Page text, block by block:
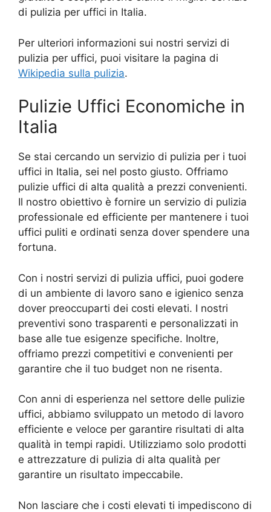
di pulizia per uffici in Italia.
Per ulteriori informazioni sui nostri servizi di
pulizia per uffici, puoi visitare la pagina di
Wikipedia sulla pulizia.
Pulizie Uffici Economiche in
Italia
Se stai cercando un servizio di pulizia per i tuoi
uffici in Italia, sei nel posto giusto. Offriamo
pulizie uffici di alta qualità a prezzi convenienti.
Il nostro obiettivo è fornire un servizio di pulizia
professionale ed efficiente per mantenere i tuoi
uffici puliti e ordinati senza dover spendere una
fortuna.
Con i nostri servizi di pulizia uffici, puoi godere
di un ambiente di lavoro sano e igienico senza
dover preoccuparti dei costi elevati. I nostri
preventivi sono trasparenti e personalizzati in
base alle tue esigenze specifiche. Inoltre,
offriamo prezzi competitivi e convenienti per
garantire che il tuo budget non ne risenta.
Con anni di esperienza nel settore delle pulizie
uffici, abbiamo sviluppato un metodo di lavoro
efficiente e veloce per garantire risultati di alta
qualità in tempi rapidi. Utilizziamo solo prodotti
e attrezzature di pulizia di alta qualità per
garantire un risultato impeccabile.
Non lasciare che i costi elevati ti impediscono di